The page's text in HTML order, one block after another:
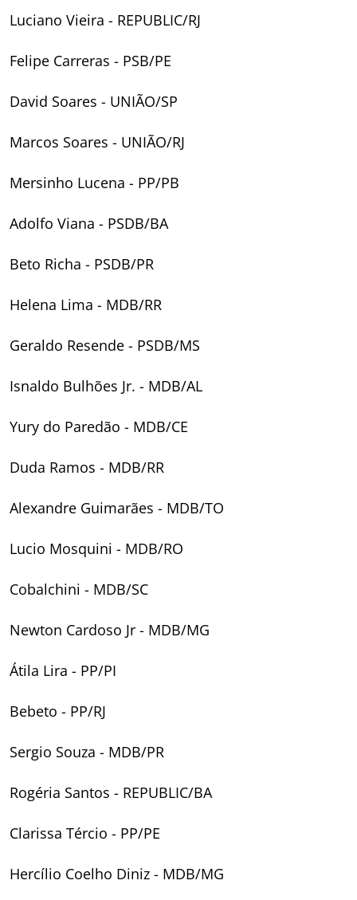
Luciano Vieira - REPUBLIC/RJ
Felipe Carreras - PSB/PE
David Soares - UNIÃO/SP
Marcos Soares - UNIÃO/RJ
Mersinho Lucena - PP/PB
Adolfo Viana - PSDB/BA
Beto Richa - PSDB/PR
Helena Lima - MDB/RR
Geraldo Resende - PSDB/MS
Isnaldo Bulhões Jr. - MDB/AL
Yury do Paredão - MDB/CE
Duda Ramos - MDB/RR
Alexandre Guimarães - MDB/TO
Lucio Mosquini - MDB/RO
Cobalchini - MDB/SC
Newton Cardoso Jr - MDB/MG
Átila Lira - PP/PI
Bebeto - PP/RJ
Sergio Souza - MDB/PR
Rogéria Santos - REPUBLIC/BA
Clarissa Tércio - PP/PE
Hercílio Coelho Diniz - MDB/MG